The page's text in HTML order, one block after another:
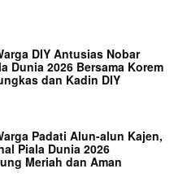
DIY Antusias Nobar
Dunia 2026 Bersama Korem
dan Kadin DIY
Padati Alun-alun Kajen,
Piala Dunia 2026
Meriah dan Aman